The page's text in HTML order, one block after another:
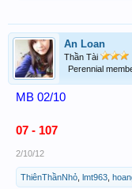
An Loan
Thần Tài
Perennial
MB 02/10
07 - 107
2/10/12
ThiênThầnNhỏ lmt963